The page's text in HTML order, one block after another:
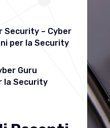
Security – Cyber
per la Security
Guru
la Security